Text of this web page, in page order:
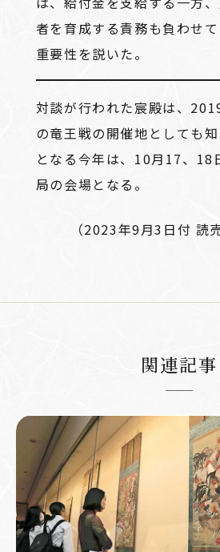
者を育成する責務も負わせ
重要性を説いた。
対談が行われた宸殿は、
の竜王戦の開催地としても
となる今年は、10月17、18
局の会場となる。
（2023年9月3日付 読
関連記事